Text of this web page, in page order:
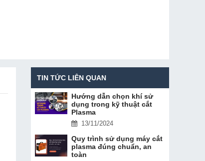
TIN TỨC LIÊN QUAN
Hướng dẫn chọn khí sử
dụng trong kỹ thuật cắt
Plasma
13/11/2024
Quy trình sử dụng máy cắt
plasma đúng chuẩn, an
toàn